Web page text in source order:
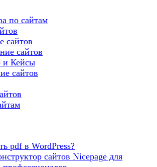
по сайтам
сайтов
сайтов
и Кейсы
сайтов
pdf в WordPress?
сайтов Nicepage для